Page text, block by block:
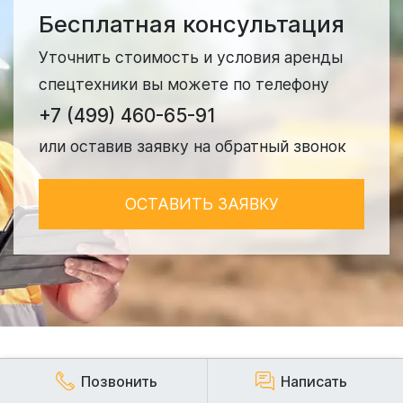
Бесплатная консультация
Уточнить стоимость и условия аренды
спецтехники вы можете по телефону
+7 (499) 460-65-91
или оставив заявку на обратный звонок
ОСТАВИТЬ ЗАЯВКУ
Позвонить Написать